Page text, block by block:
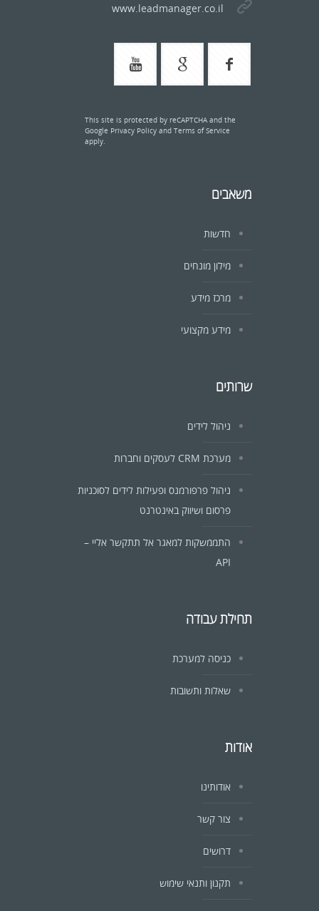
www.leadmanager.co.il
This site is protected by reCAPTCHA and the
Google Privacy Policy and Terms of Service
apply.
משאבים
חדשות
מילון מונחים
מרכז מידע
מידע מקצועי
שרותים
ניהול לידים
מערכת CRM לעסקים וחברות
ניהול פרפורמנס ופעילות לידים לסוכניות
פרסום ושיווק באינטרנט
התממשקות למאגר אל תתקשר אליי –
API
תחילת עבודה
כניסה למערכת
שאלות ותשובות
אודות
אודותינו
צור קשר
דרושים
תקנון ותנאי שימוש